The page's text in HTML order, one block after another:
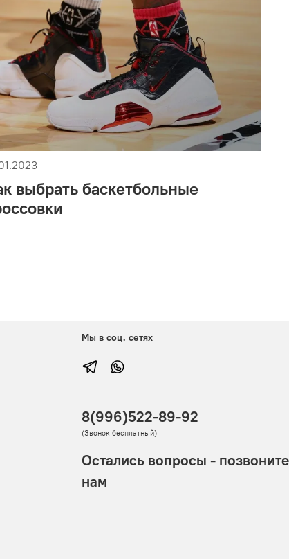
выбрать баскетбольные
Мы в соц. сетях
8(996)522-89-92
(Звонок бесплатный)
Остались вопросы - позвоните
нам